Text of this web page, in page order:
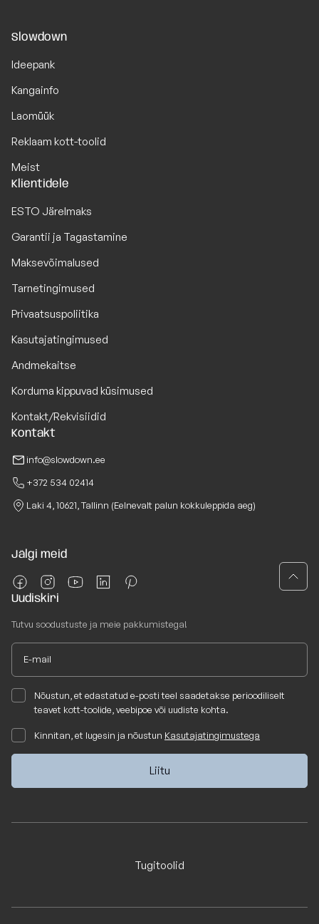
Slowdown
Ideepank
Kangainfo
Laomüük
Reklaam kott-toolid
Meist
Klientidele
ESTO Järelmaks
Garantii ja Tagastamine
Maksevõimalused
Tarnetingimused
Privaatsuspoliitika
Kasutajatingimused
Andmekaitse
Korduma kippuvad küsimused
Kontakt/Rekvisiidid
Kontakt
info@slowdown.ee
+372 534 02414
Laki 4, 10621, Tallinn (Eelnevalt palun kokkuleppida aeg)
Jälgi meid
Uudiskiri
Tutvu soodustuste ja meie pakkumistega!
Nõustun, et edastatud e-posti teel saadetakse perioodiliselt
teavet kott-toolide, veebipoe või uudiste kohta.
Kinnitan, et lugesin ja nõustun Kasutajatingimustega
Tugitoolid